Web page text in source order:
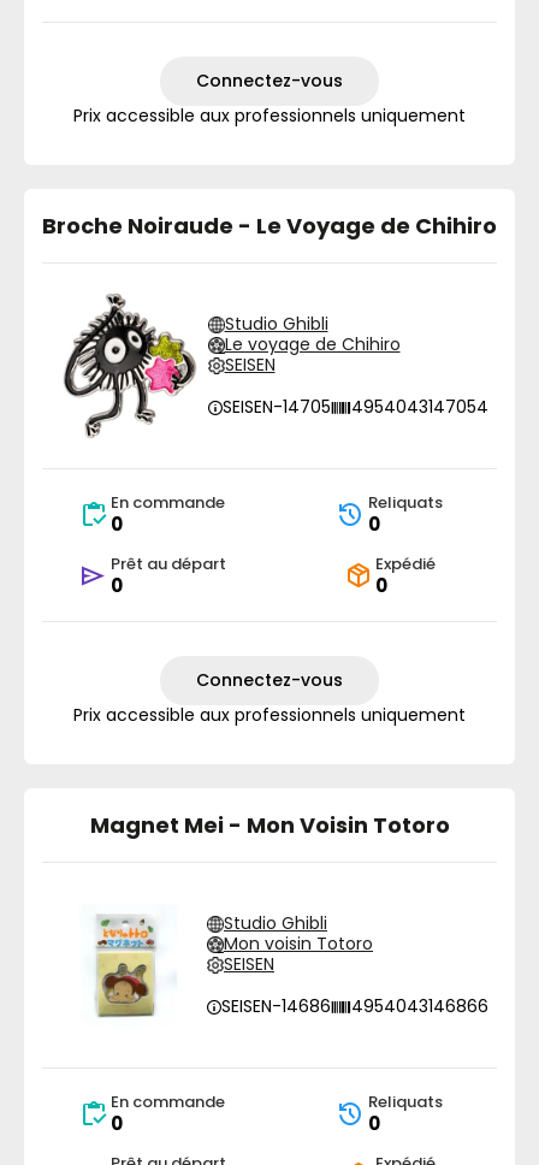
Connectez-vous
Prix accessible aux professionnels uniquement
Broche Noiraude - Le Voyage de Chihiro
Studio Ghibli
Le voyage de Chihiro
SEISEN
SEISEN-14705
4954043147054
En commande
0
Reliquats
0
Prêt au départ
0
Expédié
0
Connectez-vous
Prix accessible aux professionnels uniquement
Magnet Mei - Mon Voisin Totoro
Studio Ghibli
Mon voisin Totoro
SEISEN
SEISEN-14686
4954043146866
En commande
0
Reliquats
0